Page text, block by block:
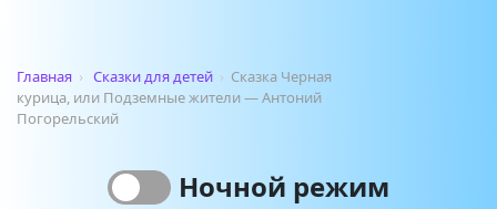
Главная › Сказки для детей › Сказка Черная
курица, или Подземные жители — Антоний
Погорельский
Ночной режим